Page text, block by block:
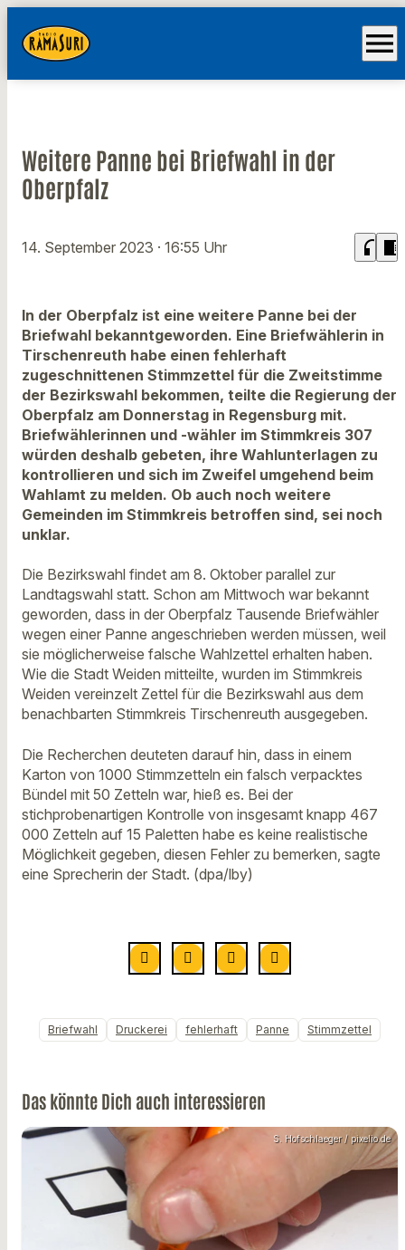
menu
Weitere Panne bei Briefwahl in der
Oberpfalz
14. September 2023 · 16:55 Uhr headphones chrome_reader_mode
In der Oberpfalz ist eine weitere Panne bei der
Briefwahl bekanntgeworden. Eine Briefwählerin in
Tirschenreuth habe einen fehlerhaft
zugeschnittenen Stimmzettel für die Zweitstimme
der Bezirkswahl bekommen, teilte die Regierung der
Oberpfalz am Donnerstag in Regensburg mit.
Briefwählerinnen und -wähler im Stimmkreis 307
würden deshalb gebeten, ihre Wahlunterlagen zu
kontrollieren und sich im Zweifel umgehend beim
Wahlamt zu melden. Ob auch noch weitere
Gemeinden im Stimmkreis betroffen sind, sei noch
unklar.
Die Bezirkswahl findet am 8. Oktober parallel zur
Landtagswahl statt. Schon am Mittwoch war bekannt
geworden, dass in der Oberpfalz Tausende Briefwähler
wegen einer Panne angeschrieben werden müssen, weil
sie möglicherweise falsche Wahlzettel erhalten haben.
Wie die Stadt Weiden mitteilte, wurden im Stimmkreis
Weiden vereinzelt Zettel für die Bezirkswahl aus dem
benachbarten Stimmkreis Tirschenreuth ausgegeben.
Die Recherchen deuteten darauf hin, dass in einem
Karton von 1000 Stimmzetteln ein falsch verpacktes
Bündel mit 50 Zetteln war, hieß es. Bei der
stichprobenartigen Kontrolle von insgesamt knapp 467
000 Zetteln auf 15 Paletten habe es keine realistische
Möglichkeit gegeben, diesen Fehler zu bemerken, sagte
eine Sprecherin der Stadt. (dpa/lby)
Briefwahl Druckerei fehlerhaft Panne Stimmzettel
Das könnte Dich auch interessieren
S. Hofschlaeger / pixelio.de